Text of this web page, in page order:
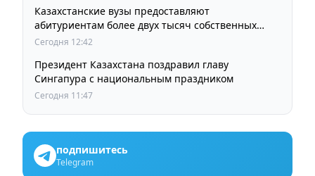
Казахстанские вузы предоставляют
абитуриентам более двух тысяч собственных
образовательных грантов
Сегодня 12:42
Президент Казахстана поздравил главу
Сингапура с национальным праздником
Сегодня 11:47
подпишитесь
Telegram